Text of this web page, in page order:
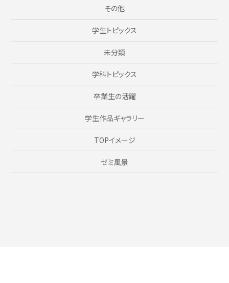
その他
学生トピックス
未分類
学科トピックス
卒業生の活躍
学生作品ギャラリー
TOPイメージ
ゼミ風景